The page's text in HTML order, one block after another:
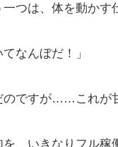
つは、体を動かす
なんぼだ！」
のですが……これが
、いきなりフル稼